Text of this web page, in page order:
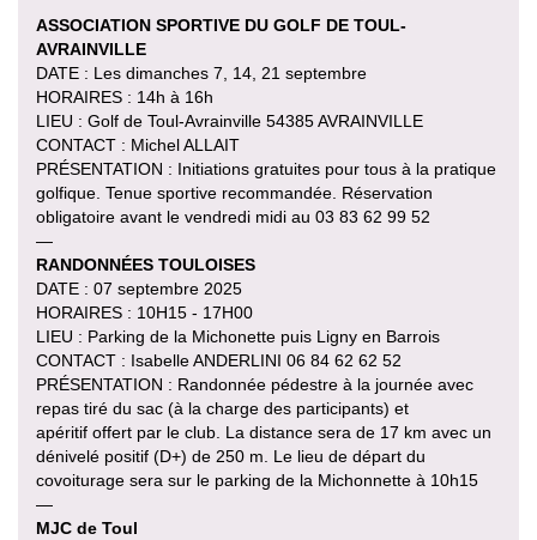
ASSOCIATION SPORTIVE DU GOLF DE TOUL-
AVRAINVILLE
DATE : Les dimanches 7, 14, 21 septembre
HORAIRES : 14h à 16h
LIEU : Golf de Toul-Avrainville 54385 AVRAINVILLE
CONTACT : Michel ALLAIT
PRÉSENTATION : Initiations gratuites pour tous à la pratique
golfique. Tenue sportive recommandée. Réservation
obligatoire avant le vendredi midi au 03 83 62 99 52
—
RANDONNÉES TOULOISES
DATE : 07 septembre 2025
HORAIRES : 10H15 - 17H00
LIEU : Parking de la Michonette puis Ligny en Barrois
CONTACT : Isabelle ANDERLINI 06 84 62 62 52
PRÉSENTATION : Randonnée pédestre à la journée avec
repas tiré du sac (à la charge des participants) et
apéritif offert par le club. La distance sera de 17 km avec un
dénivelé positif (D+) de 250 m. Le lieu de départ du
covoiturage sera sur le parking de la Michonnette à 10h15
—
MJC de Toul